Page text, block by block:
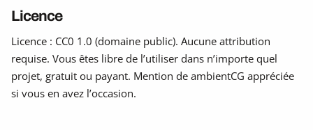
Licence
Licence : CC0 1.0 (domaine public). Aucune attribution
requise. Vous êtes libre de l’utiliser dans n’importe quel
projet, gratuit ou payant. Mention de ambientCG appréciée
si vous en avez l’occasion.